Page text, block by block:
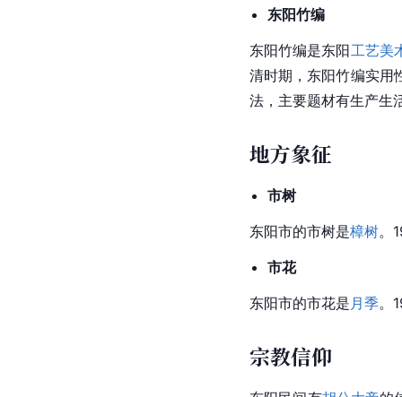
东阳竹编
东阳竹编是东阳工艺美
清时期，东阳竹编实用
法，主要题材有生产生
地方象征
市树
东阳市的市树是樟树。
市花
东阳市的市花是 月季。
宗教信仰